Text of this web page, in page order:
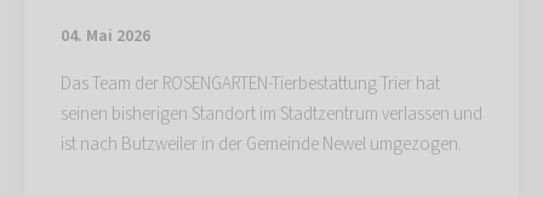
04. Mai 2026
Das Team der ROSENGARTEN-Tierbestattung Trier hat
seinen bisherigen Standort im Stadtzentrum verlassen und
ist nach Butzweiler in der Gemeinde Newel umgezogen.